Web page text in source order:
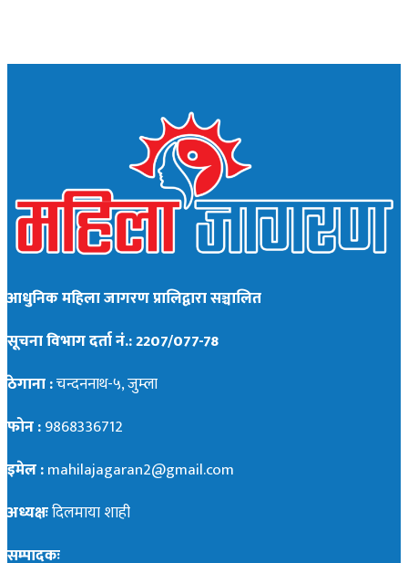
आधुनिक महिला जागरण प्रालिद्वारा सञ्चालित
सूचना विभाग दर्ता नं.: 2207/077-78
ठेगाना :चन्दननाथ-५, जुम्ला
फोन :9868336712
इमेल :mahilajagaran2@gmail.com
अध्यक्षःदिलमाया शाही
सम्पादकः